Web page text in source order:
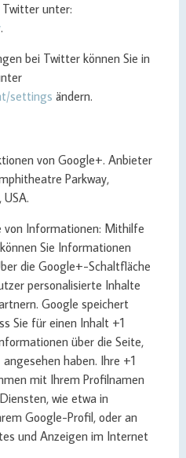
unter:
.
bei Twitter können Sie in
settings ändern.
von Google+. Anbieter
Parkway,
von Informationen: Mithilfe
Sie Informationen
die Google+-Schaltfläche
personalisierte Inhalte
Google speichert
Sie für einen Inhalt +1
über die Seite,
haben. Ihre +1
mit Ihrem Profilnamen
wie etwa in
Google-Profil, oder an
und Anzeigen im Internet